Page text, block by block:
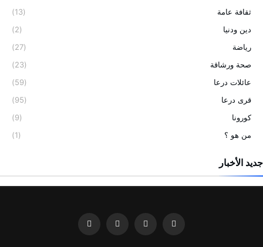
ثقافة عامة
(13)
دين ودنيا
(2)
رياضة
(27)
صحة ورشاقة
(23)
عائلات درعا
(59)
قرى درعا
(95)
كورونا
(9)
من هو ؟
(1)
جديد الأخبار